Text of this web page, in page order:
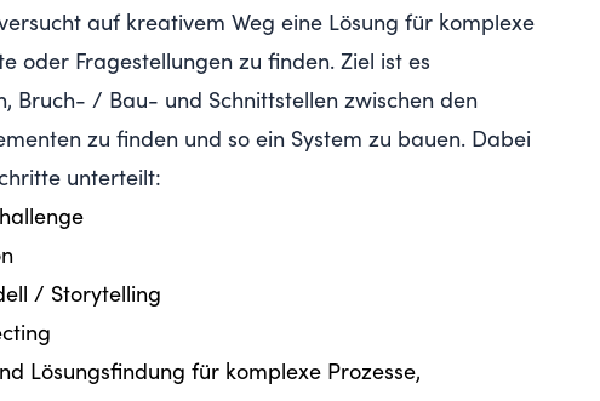
auf kreativem Weg eine Lösung für komplexe
oder Fragestellungen zu finden. Ziel ist es
Bruch- / Bau- und Schnittstellen zwischen den
zu finden und so ein System zu bauen. Dabei
unterteilt:
/ Storytelling
Lösungsfindung für komplexe Prozesse,